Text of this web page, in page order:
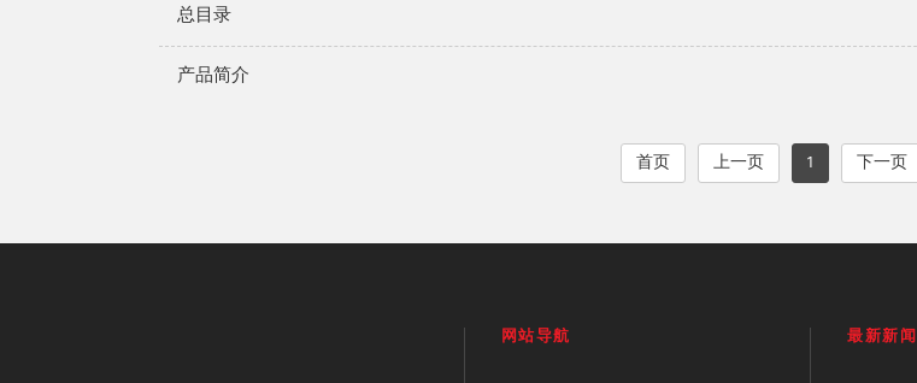
总目录
产品简介
首页 上一页 1 下一页
网站导航 最新新闻